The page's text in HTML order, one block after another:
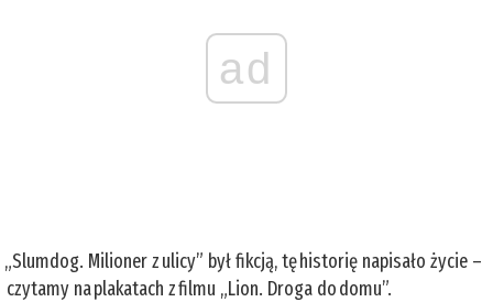
ad
„Slumdog. Milioner z ulicy” był fikcją, tę historię napisało życie –
czytamy na plakatach z filmu „Lion. Droga do domu”.